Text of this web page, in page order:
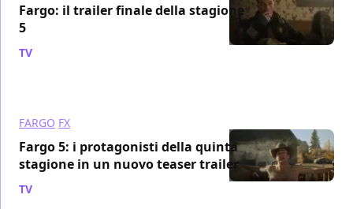
Fargo: il trailer finale della stagione
5
TV
FARGO FX
Fargo 5: i protagonisti della quinta
stagione in un nuovo teaser trailer
TV